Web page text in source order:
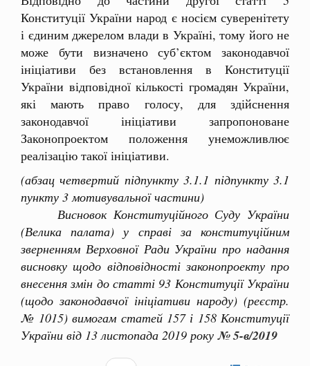
Конституції України народ є носієм суверенітету
і єдиним джерелом влади в Україні, тому його не
може бути визначено суб’єктом законодавчої
ініціативи без встановлення в Конституції
України відповідної кількості громадян України,
які мають право голосу, для здійснення
законодавчої ініціативи запропоноване
Законопроектом положення унеможливлює
реалізацію такої ініціативи.
(абзац четвертий підпункту 3.1.1 підпункту 3.1
пункту 3 мотивувальної частини)
Висновок Конституційного Суду України
(Велика палата) у справі за конституційним
зверненням Верховної Ради України про надання
висновку щодо відповідності законопроекту про
внесення змін до статті 93 Конституції України
(щодо законодавчої ініціативи народу) (реєстр.
№ 1015) вимогам статей 157 і 158 Конституції
України від 13 листопада 2019 року № 5-в/2019